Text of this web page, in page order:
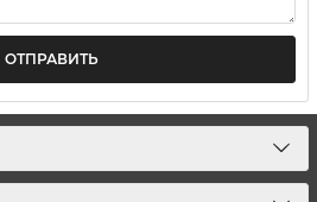
ОТПРАВИТЬ